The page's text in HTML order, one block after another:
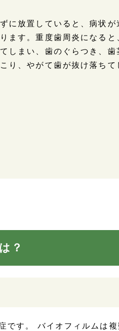
に放置していると、病状が
ます。重度歯周炎になると
しまい、歯のぐらつき、
り、やがて歯が抜け落ちて
？
です。 バイオフィルムは